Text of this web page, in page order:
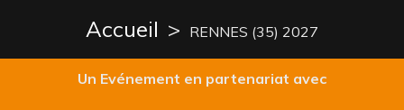
Accueil > RENNES (35) 2027
Un Evénement en partenariat avec